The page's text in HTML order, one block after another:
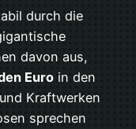
durch die
davon aus,
Euro in den
Kraftwerken
sprechen